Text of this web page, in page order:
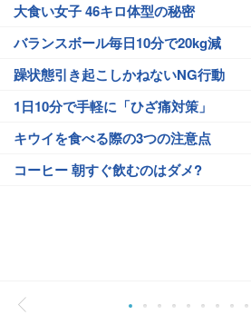
大食い女子 46キロ体型の秘密
バランスボール毎日10分で20kg減
躁状態引き起こしかねないNG行動
1日10分で手軽に「ひざ痛対策」
キウイを食べる際の3つの注意点
コーヒー 朝すぐ飲むのはダメ?